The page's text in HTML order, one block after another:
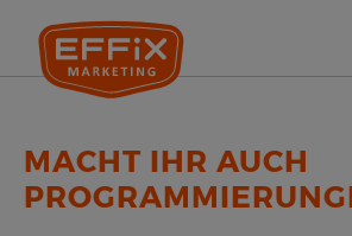
MACHT IHR AUCH